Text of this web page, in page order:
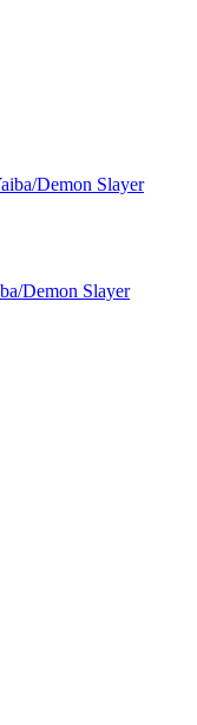
Demon Slayer